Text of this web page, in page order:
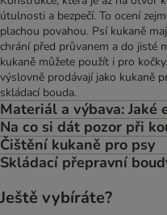
útulnosti a bezpečí. To ocení
plachou povahou. Psí kukaně
chrání před průvanem a do jisté
kukaně můžete použít i pro
výslovně prodávají jako kukaně
skládací bouda.
Materiál a výbava: Jaké
Na co si dát pozor při
Čištění kukaně pro psy
Skládací přepravní
Ještě vybíráte?